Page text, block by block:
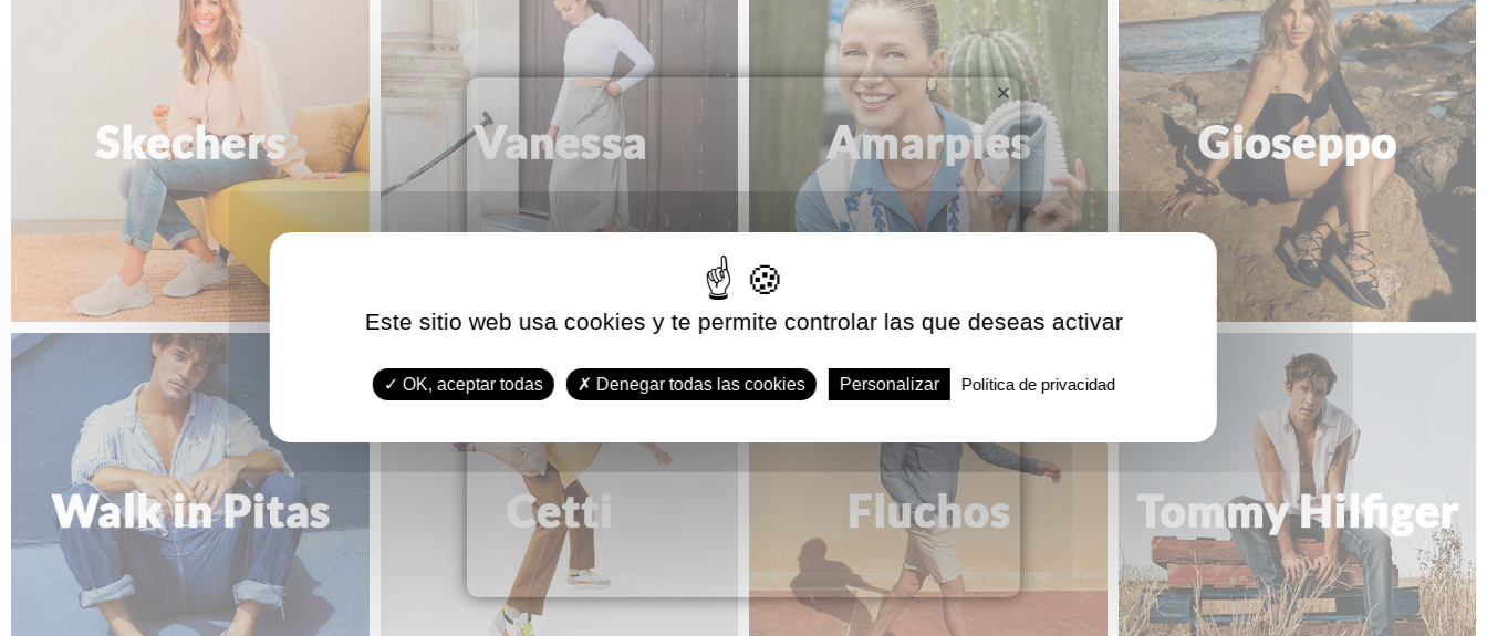
×
Este sitio web usa cookies y te permite controlar las que deseas activar
OK, aceptar todas Denegar todas las cookies Personalizar Política de privacidad